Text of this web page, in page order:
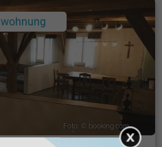
Foto: © booking.com